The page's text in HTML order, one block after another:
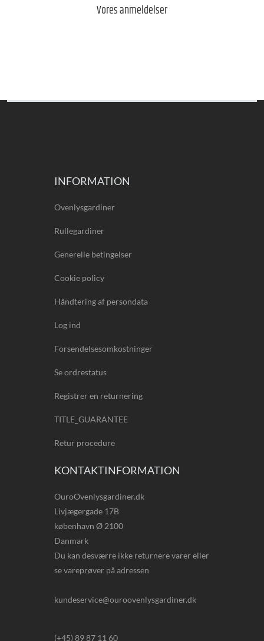
Vores anmeldelser
INFORMATION
Ovenlysgardiner
Rullegardiner
Generelle betingelser
Cookie policy
Håndtering af persondata
Log ind
Forsendelsesomkostninger
Se ordrestatus
Registrer en returnering
TITLE_GUARANTEE
Retur procedure
KONTAKTINFORMATION
OuroOvenlysgardiner.dk
Livjægergade 17B
københavn Ø 2100
Danmark
Du kan desværre ikke returnere varer eller
se vareprøver på adressen
kundeservice@ouroovenlysgardiner.dk
(+45) 89 87 11 60